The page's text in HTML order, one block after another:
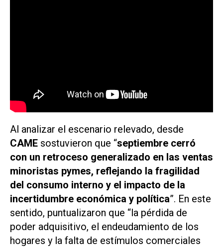
Al analizar el escenario relevado, desde
CAME sostuvieron que “septiembre cerró
con un retroceso generalizado en las ventas
minoristas pymes, reflejando la fragilidad
del consumo interno y el impacto de la
incertidumbre económica y política”. En este
sentido, puntualizaron que “la pérdida de
poder adquisitivo, el endeudamiento de los
hogares y la falta de estímulos comerciales